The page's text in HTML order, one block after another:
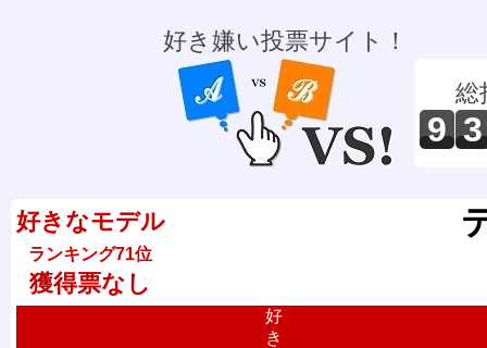
好き嫌い投票サイト！
総
9 3
好きなモデル
ランキング71位
獲得票なし
好
き